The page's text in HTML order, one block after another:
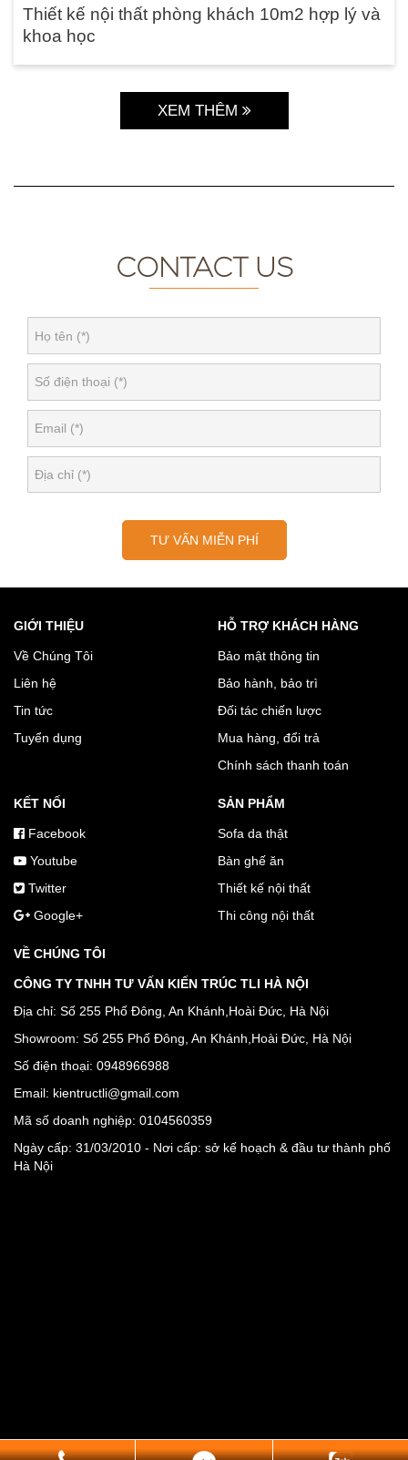
Thiết kế nội thất phòng khách 10m2 hợp lý và
khoa học
XEM THÊM
CONTACT US
TƯ VẤN MIỄN PHÍ
GIỚI THIỆU
Về Chúng Tôi
Liên hệ
Tin tức
Tuyển dụng
HỖ TRỢ KHÁCH HÀNG
Bảo mật thông tin
Bảo hành, bảo trì
Đối tác chiến lược
Mua hàng, đổi trả
Chính sách thanh toán
KẾT NỐI
Facebook
Youtube
Twitter
Google+
SẢN PHẨM
Sofa da thật
Bàn ghế ăn
Thiết kế nội thất
Thi công nội thất
VỀ CHÚNG TÔI
CÔNG TY TNHH TƯ VẤN KIẾN TRÚC TLI HÀ NỘI
Địa chỉ: Số 255 Phố Đông, An Khánh,Hoài Đức, Hà Nội
Showroom: Số 255 Phố Đông, An Khánh,Hoài Đức, Hà Nội
Số điện thoại: 0948966988
Email: kientructli@gmail.com
Mã số doanh nghiệp: 0104560359
Ngày cấp: 31/03/2010 - Nơi cấp: sở kế hoạch & đầu tư thành phố
Hà Nội